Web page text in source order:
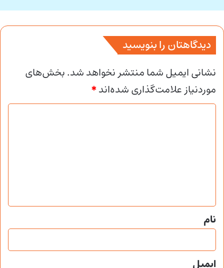
دیدگاهتان را بنویسید
نشانی ایمیل شما منتشر نخواهد شد.بخش‌های
موردنیاز علامت‌گذاری شده‌اند*
د
*
نام
ایمیل